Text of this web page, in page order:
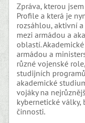
Zpráva, kterou
Profile a která je
rozsáhlou, aktivní
mezi armádou a
oblastí.
armádou a
různé vojenské
studijních
akademické
vojáky na
kybernetické
činnosti.